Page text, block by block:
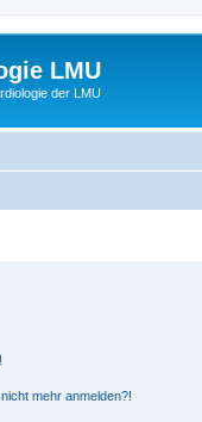
LMU
der LMU
mehr anmelden?!